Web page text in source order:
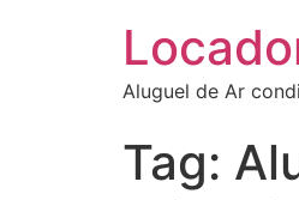
Aluguel de Ar
Tag: